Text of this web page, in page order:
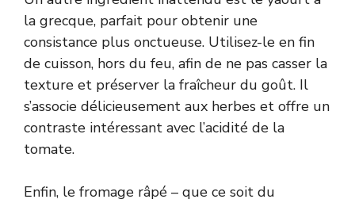
la grecque, parfait pour obtenir une
consistance plus onctueuse. Utilisez-le en fin
de cuisson, hors du feu, afin de ne pas casser la
texture et préserver la fraîcheur du goût. Il
s’associe délicieusement aux herbes et offre un
contraste intéressant avec l’acidité de la
tomate.
Enfin, le fromage râpé – que ce soit du